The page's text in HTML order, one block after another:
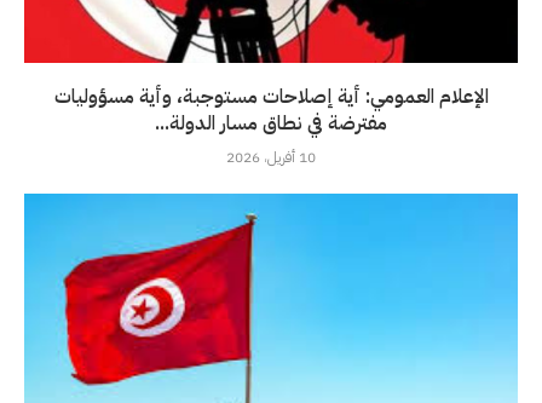
الإعلام العمومي: أية إصلاحات مستوجبة، وأية مسؤوليات
مفترضة في نطاق مسار الدولة...
10 أفريل، 2026